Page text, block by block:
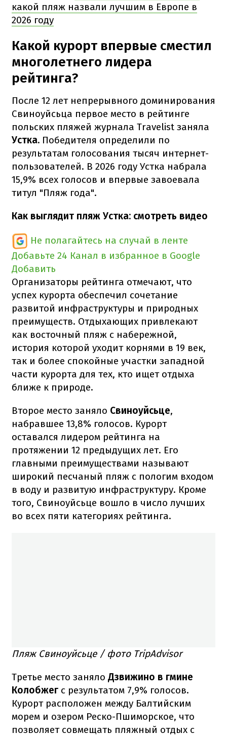
какой пляж назвали лучшим в Европе в
2026 году
Какой курорт впервые сместил
многолетнего лидера
рейтинга?
После 12 лет непрерывного доминирования
Свиноуйсьца первое место в рейтинге
польских пляжей журнала Travelist заняла
Устка. Победителя определили по
результатам голосования тысяч интернет-
пользователей. В 2026 году Устка набрала
15,9% всех голосов и впервые завоевала
титул "Пляж года".
Как выглядит пляж Устка: смотреть видео
Не полагайтесь на случай в ленте
Добавьте 24 Канал в избранное в Google
Добавить
Организаторы рейтинга отмечают, что
успех курорта обеспечил сочетание
развитой инфраструктуры и природных
преимуществ. Отдыхающих привлекают
как восточный пляж с набережной,
история которой уходит корнями в 19 век,
так и более спокойные участки западной
части курорта для тех, кто ищет отдыха
ближе к природе.
Второе место заняло Свиноуйсьце,
набравшее 13,8% голосов. Курорт
оставался лидером рейтинга на
протяжении 12 предыдущих лет. Его
главными преимуществами называют
широкий песчаный пляж с пологим входом
в воду и развитую инфраструктуру. Кроме
того, Свиноуйсьце вошло в число лучших
во всех пяти категориях рейтинга.
Пляж Свиноуйсьце / фото TripAdvisor
Третье место заняло Дзвижино в гмине
Колобжег с результатом 7,9% голосов.
Курорт расположен между Балтийским
морем и озером Реско-Пшиморское, что
позволяет совмещать пляжный отдых с